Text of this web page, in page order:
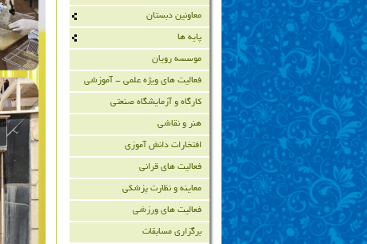
معاونین دبستان
پایه ها
موسسه رویان
فعالیت های ویژه علمی - آموزشی
کارگاه و آزمایشگاه صنعتی
هنر و نقاشی
افتخارات دانش آموزی
فعالیت های قرانی
معاینه و نظارت پزشکی
فعالیت های ورزشی
برگزاری مسابقات